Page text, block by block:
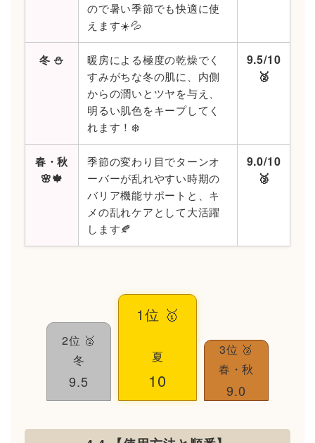
ので暑い季節でも快適に使
えます☀️💦
冬 ⛄️
暖房による極度の乾燥でく
すみがちな冬の肌に、内側
からの潤いとツヤを与え、
明るい肌色をキープしてく
れます！❄️
9.5/10
🥈
春・秋
🌸🍁
季節の変わり目でターンオ
ーバーが乱れやすい時期の
バリア機能サポートと、キ
メの乱れケアとして大活躍
します🍂
9.0/10
🥉
2位 🥈
冬
9.5
1位 🥇
夏
10
3位 🥉
春・秋
9.0